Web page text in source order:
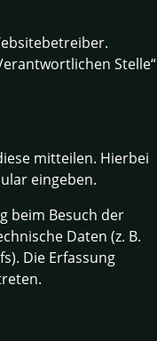
Stelle“
mitteilen. Hierbei
eingeben.
beim Besuch der
Daten (z. B.
Die Erfassung